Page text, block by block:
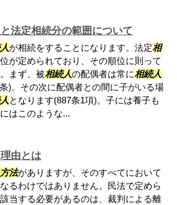
法定相続分の範囲について
が相続をすることになります。法定相
が定められており、その順位に則って
まず、被相続人の配偶者は常に相続人
)。その次に配偶者との間に子がいる場
となります(887条1項)。子には養子も
はこのような...
由とは
方法がありますが、そのすべてにおいて
るわけではありません。民法で定めら
当する必要があるのは、裁判による離